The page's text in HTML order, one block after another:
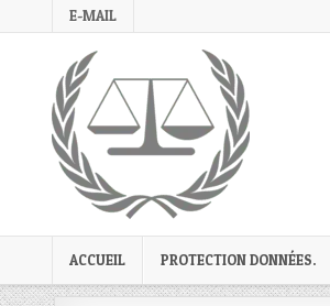
to
E-MAIL
ACCUEIL PROTECTION DONNÉES.